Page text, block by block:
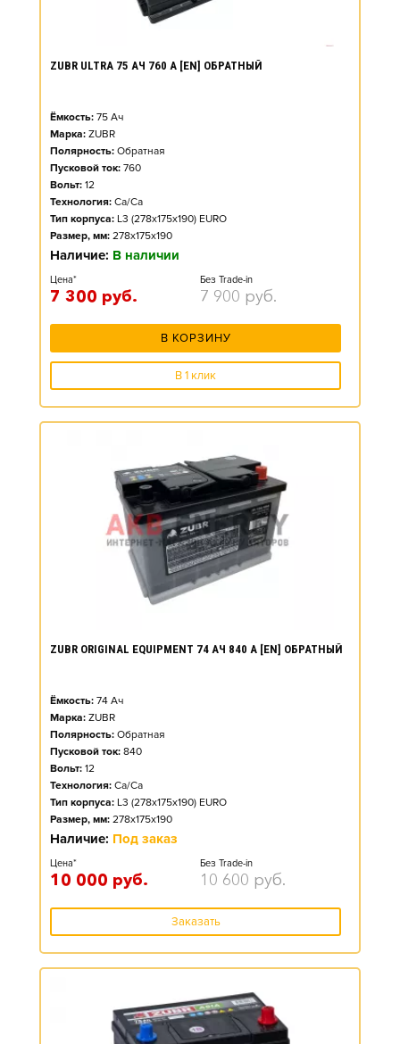
ZUBR ULTRA 75 АЧ 760 А [EN] ОБРАТНЫЙ
Ёмкость: 75 Ач
Марка: ZUBR
Полярность: Обратная
Пусковой ток: 760
Вольт: 12
Технология: Ca/Ca
Тип корпуса: L3 (278x175x190) EURO
Размер, мм: 278x175x190
Наличие: В наличии
Цена*
7 300 руб.
Без Trade-in
7 900 руб.
В КОРЗИНУ
В 1 клик
ZUBR ORIGINAL EQUIPMENT 74 АЧ 840 А [EN] ОБРАТНЫЙ
Ёмкость: 74 Ач
Марка: ZUBR
Полярность: Обратная
Пусковой ток: 840
Вольт: 12
Технология: Ca/Ca
Тип корпуса: L3 (278x175x190) EURO
Размер, мм: 278x175x190
Наличие: Под заказ
Цена*
10 000 руб.
Без Trade-in
10 600 руб.
Заказать